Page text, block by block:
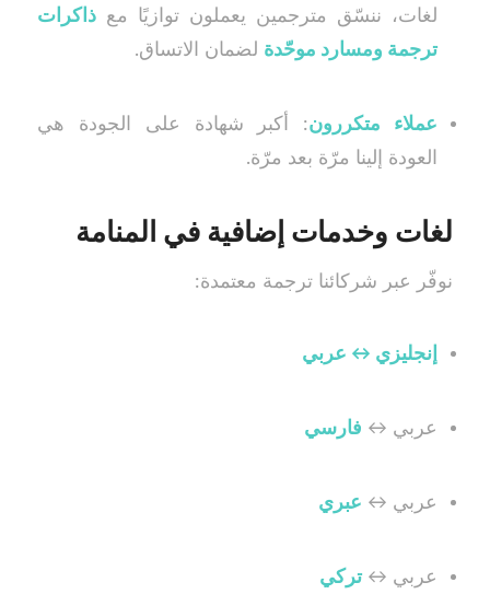
لغات، ننسّق مترجمين يعملون توازيًا معذاكرات
ترجمة ومسارد موحّدة لضمان الاتساق.
عملاء متكررون: أكبر شهادة على الجودة هي
العودة إلينا مرّة بعد مرّة.
لغات وخدمات إضافية في المنامة
نوفّر عبر شركائنا ترجمة معتمدة:
إنجليزي ↔ عربي
عربي ↔ فارسي
عربي ↔ عبري
عربي ↔تركي